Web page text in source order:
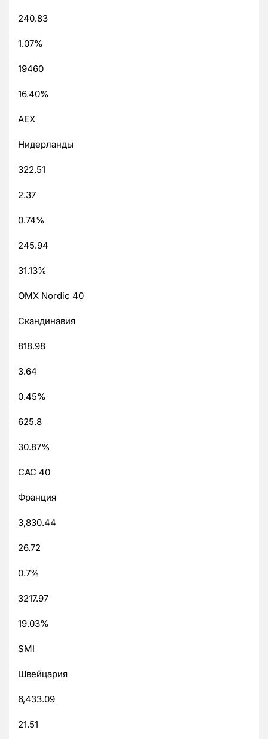
240.83
1.07%
19460
16.40%
AEX
Нидерланды
322.51
2.37
0.74%
245.94
31.13%
OMX Nordic 40
Скандинавия
818.98
3.64
0.45%
625.8
30.87%
CAC 40
Франция
3,830.44
26.72
0.7%
3217.97
19.03%
SMI
Швейцария
6,433.09
21.51